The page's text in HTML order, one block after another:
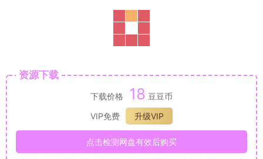
资源下载
下载价格 18 豆豆币
VIP免费
升级VIP
点击检测网盘有效后购买